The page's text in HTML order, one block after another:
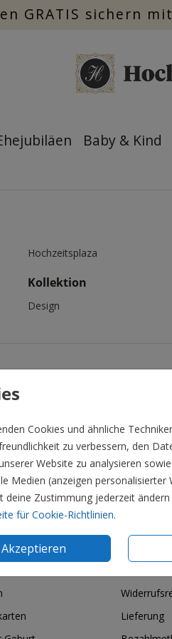
GRATIS sichern
Baby & Kind
Cookies und ähnliche
zu verbessern, den
Website zu analysieren
Medien (anzeigen personalisierter
deine Zustimmung jederzeit
für Cookie-Richtlinien.
Akzeptieren
Hochzeitsplaza
Kollektion
Design
Lieferung